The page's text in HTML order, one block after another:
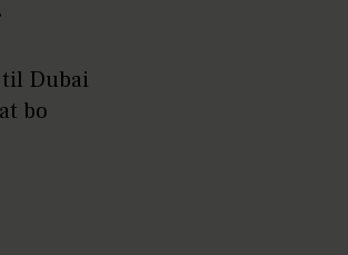
Dubai
bo